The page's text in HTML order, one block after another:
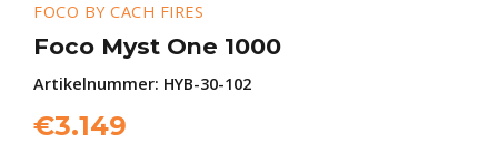
FOCO BY CACH FIRES
Foco Myst One 1000
Artikelnummer: HYB-30-102
€3.149